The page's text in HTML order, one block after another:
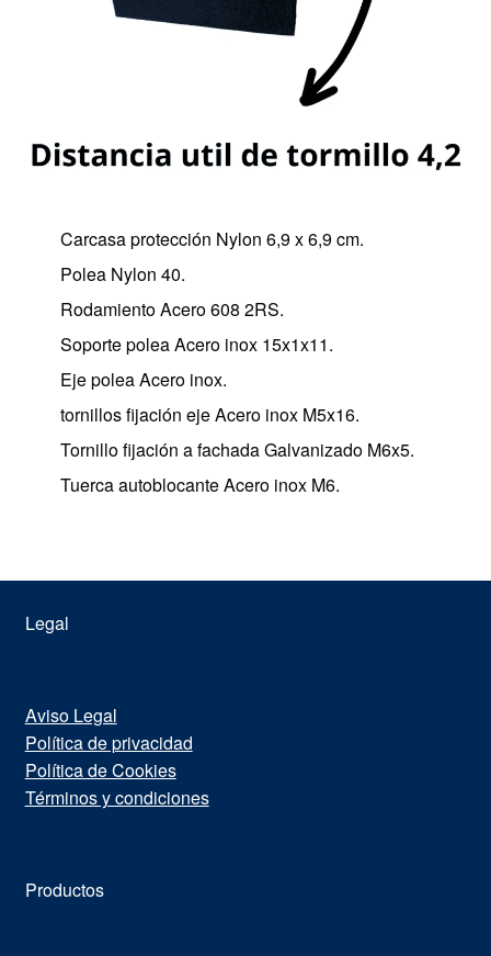
Carcasa protección Nylon 6,9 x 6,9 cm.
Polea Nylon 40.
Rodamiento Acero 608 2RS.
Soporte polea Acero inox 15x1x11.
Eje polea Acero inox.
tornillos fijación eje Acero inox M5x16.
Tornillo fijación a fachada Galvanizado M6x5.
Tuerca autoblocante Acero inox M6.
Legal
Aviso Legal
Política de privacidad
Política de Cookies
Términos y condiciones
Productos